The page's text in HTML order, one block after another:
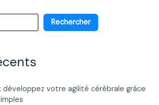
Rechercher
développez votre agilité cérébrale grâce